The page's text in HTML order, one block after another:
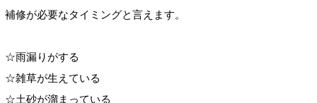
補修が必要なタイミングと言えます。
☆雨漏りがする
☆雑草が生えている
☆土砂が溜まっている